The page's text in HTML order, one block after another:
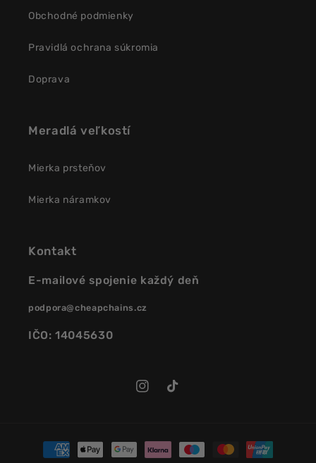
Obchodné podmienky
Pravidlá ochrana súkromia
Doprava
Meradlá veľkostí
Mierka prsteňov
Mierka náramkov
Kontakt
E-mailové spojenie každý deň
podpora@cheapchains.cz
IČO: 14045630
InstagramTikTok
Platobné